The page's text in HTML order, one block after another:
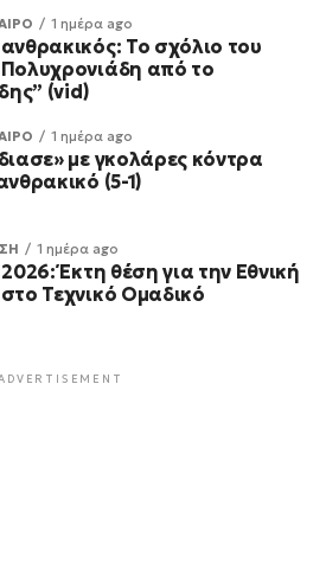
1 ημέρα ago
Το σχόλιο του
από το
(vid)
1 ημέρα ago
με γκολάρες κόντρα
(5-1)
1 ημέρα ago
Έκτη θέση για την Εθνική
Τεχνικό Ομαδικό